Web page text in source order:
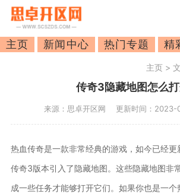
主页 新闻中心 热门专题 精
主页 >
传奇3隐藏地图怎么
来源：思卓开区网 更新时间：
热血传奇是一款非常经典的游戏，如今已经更
传奇3版本引入了隐藏地图。这些隐藏地图非
成一些任务才能够打开它们。如果你也是一